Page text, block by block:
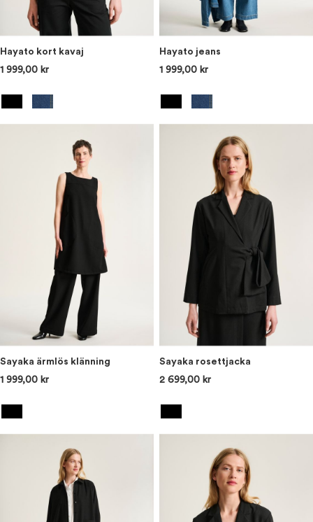
Hayato kort kavaj
1 999,00 kr
Hayato jeans
1 999,00 kr
Sayaka ärmlös klänning
1 999,00 kr
Sayaka rosettjacka
2 699,00 kr